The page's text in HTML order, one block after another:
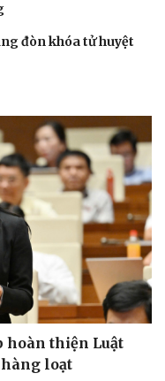
chuyện thời sự
đòn khóa tử huyệt
hoàn thiện Luật
loạt